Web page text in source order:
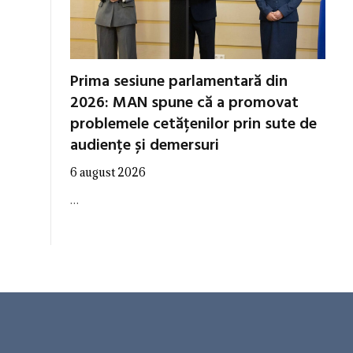
Prima sesiune parlamentară din
2026: MAN spune că a promovat
problemele cetățenilor prin sute de
audiențe și demersuri
6 august 2026
…